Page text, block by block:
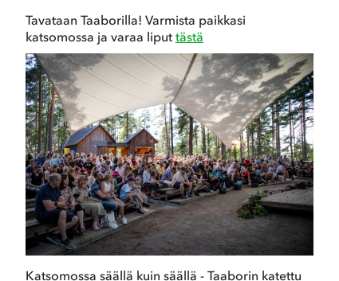
Tavataan Taaborilla! Varmista paikkasi
katsomossa ja varaa liput tästä
Katsomossa säällä kuin säällä - Taaborin katettu